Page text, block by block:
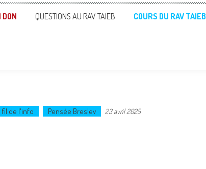
DON QUESTIONS AU RAV TAIEB COURS DU RAV TAIEB
fil de l'info Pensée Breslev 23 avril 2025